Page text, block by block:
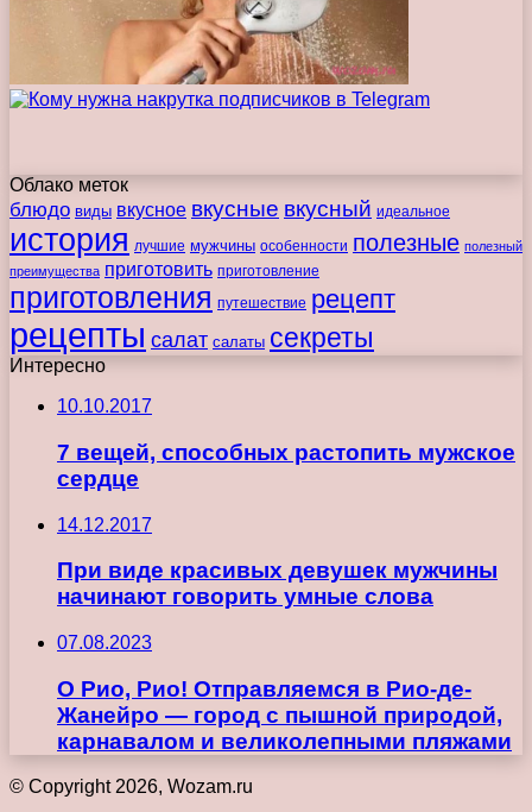
Облако меток
блюдо виды вкусное вкусные вкусный идеальное
история лучшие мужчины особенности полезные полезный
преимущества приготовить приготовление
приготовления путешествие рецепт
рецепты салат салаты секреты
Интересно
10.10.2017
7 вещей, способных растопить мужское
сердце
14.12.2017
При виде красивых девушек мужчины
начинают говорить умные слова
07.08.2023
О Рио, Рио! Отправляемся в Рио-де-
Жанейро — город с пышной природой,
карнавалом и великолепными пляжами
© Copyright 2026, Wozam.ru